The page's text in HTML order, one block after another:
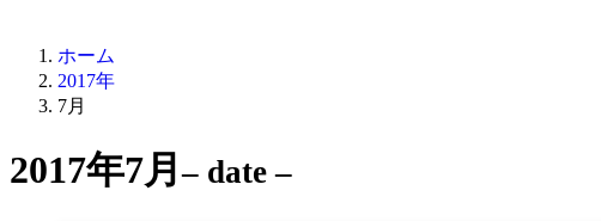
ホーム
2017年
7月
2017年7月– date –